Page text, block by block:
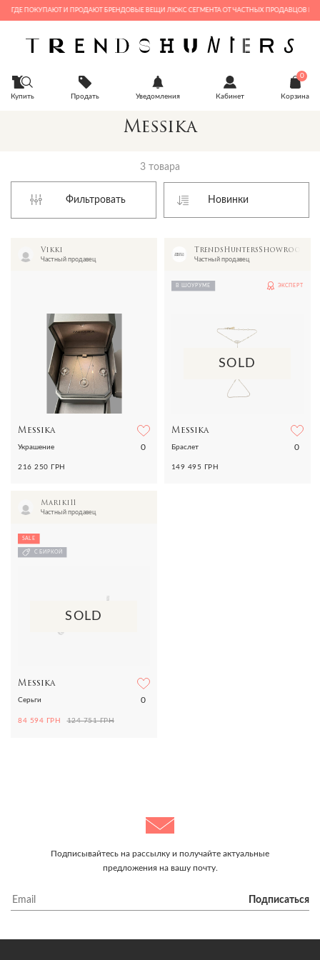
ГДЕ ПОКУПАЮТ И ПРОДАЮТ БРЕНДОВЫЕ ВЕЩИ ЛЮКС СЕГМЕНТА ОТ ЧАСТНЫХ ПРОДАВЦОВ И
Купить Продать Уведомления Кабинет
0
Корзина
Messika
3 товара
Фильтровать
Vikki
Частный продавец
Messika
0
Украшениe
216 250 ГРН
TrendsHuntersShowroom
Частный продавец
В ШОУРУМЕ ЭКСПЕРТ
SOLD
Messika
0
Браслет
149 495 ГРН
Mariki11
Частный продавец
SALE
С БИРКОЙ
SOLD
Messika
0
Серьги
84 594 ГРН 124 751 ГРН
Подписывайтесь на рассылку и получайте актуальные
предложения на вашу почту.
Подписаться